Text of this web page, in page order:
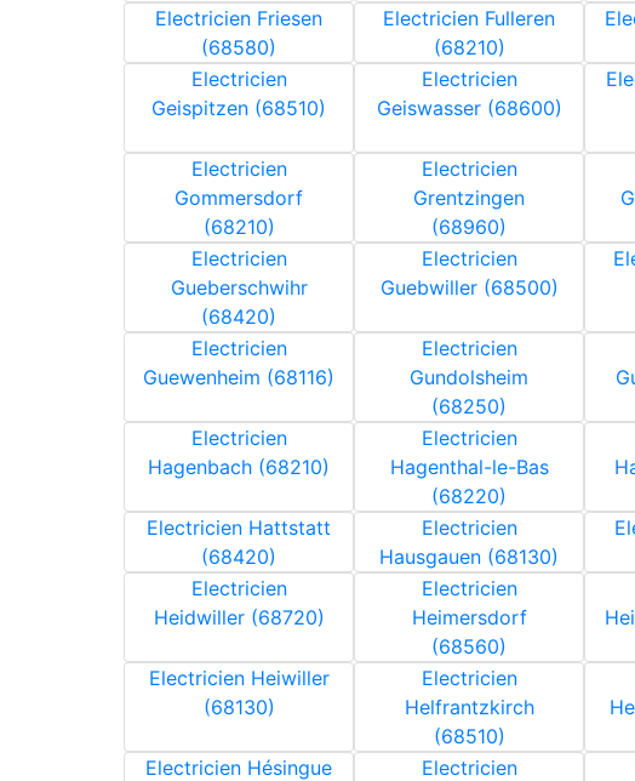
Electricien Friesen
(68580)
Electricien Fulleren
(68210)
Electricien
Geispitzen (68510)
Electricien
Geiswasser (68600)
Electricien
Gommersdorf
(68210)
Electricien
Grentzingen
(68960)
Electricien
Gueberschwihr
(68420)
Electricien
Guebwiller (68500)
Electricien
Guewenheim (68116)
Electricien
Gundolsheim
(68250)
Electricien
Hagenbach (68210)
Electricien
Hagenthal-le-Bas
(68220)
Electricien Hattstatt
(68420)
Electricien
Hausgauen (68130)
Electricien
Heidwiller (68720)
Electricien
Heimersdorf
(68560)
Electricien Heiwiller
(68130)
Electricien
Helfrantzkirch
(68510)
Electricien Hésingue
Electricien